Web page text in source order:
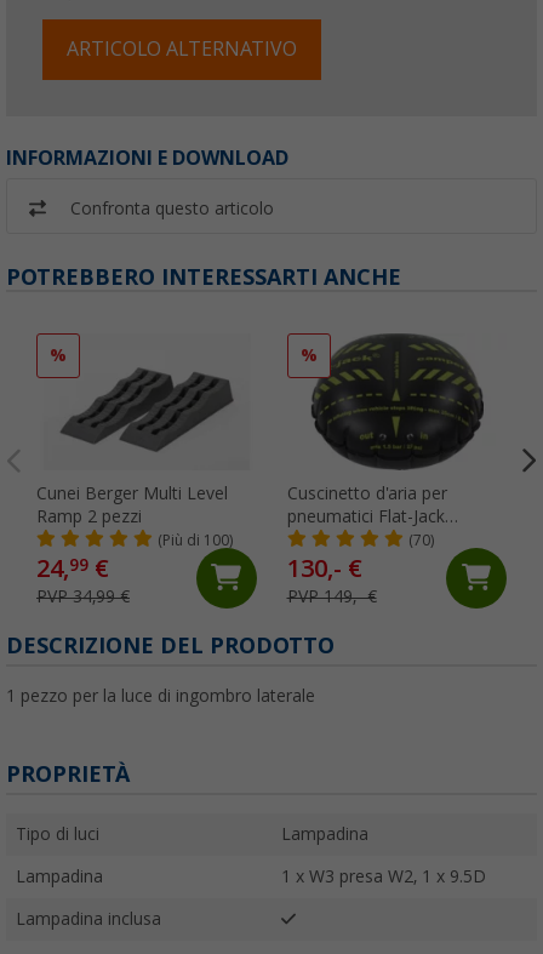
ARTICOLO ALTERNATIVO
INFORMAZIONI E DOWNLOAD
Confronta questo articolo
POTREBBERO INTERESSARTI ANCHE
%
Cunei Berger Multi Level
Ramp 2 pezzi
(Più di 100)
24,99 €
PVP 34,99 €
%
Cuscinetto d'aria per
pneumatici Flat-Jack
Camper 2.0 per veicoli fino
a 6 tonnellate e fino a 305
mm di larghezza del
pneumatico
(70)
130,- €
PVP 149,- €
DESCRIZIONE DEL PRODOTTO
1 pezzo per la luce di ingombro laterale
PROPRIETÀ
Tipo di luci Lampadina
Lampadina 1 x W3 presa W2, 1 x 9.5D
Lampadina inclusa